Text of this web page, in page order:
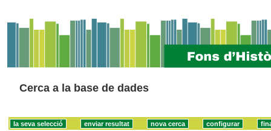
Cerca a la base de dades